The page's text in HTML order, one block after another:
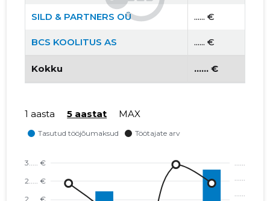
SILD & PARTNERS OÜ ...... €
BCS KOOLITUS AS ...... €
Kokku ...... €
1 aasta 5 aastat MAX